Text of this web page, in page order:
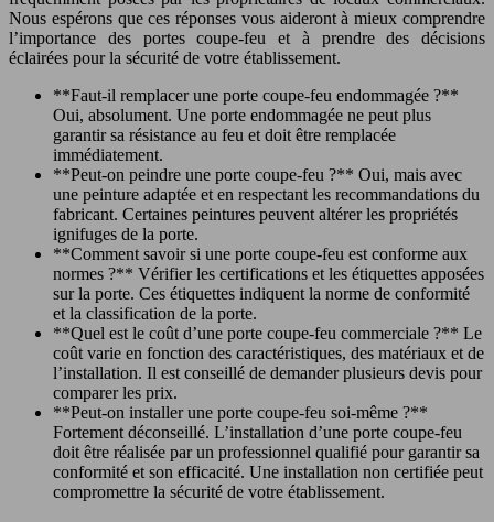
Nous espérons que ces réponses vous aideront à mieux comprendre
l’importance des portes coupe-feu et à prendre des décisions
éclairées pour la sécurité de votre établissement.
**Faut-il remplacer une porte coupe-feu endommagée ?**
Oui, absolument. Une porte endommagée ne peut plus
garantir sa résistance au feu et doit être remplacée
immédiatement.
**Peut-on peindre une porte coupe-feu ?** Oui, mais avec
une peinture adaptée et en respectant les recommandations du
fabricant. Certaines peintures peuvent altérer les propriétés
ignifuges de la porte.
**Comment savoir si une porte coupe-feu est conforme aux
normes ?** Vérifier les certifications et les étiquettes apposées
sur la porte. Ces étiquettes indiquent la norme de conformité
et la classification de la porte.
**Quel est le coût d’une porte coupe-feu commerciale ?** Le
coût varie en fonction des caractéristiques, des matériaux et de
l’installation. Il est conseillé de demander plusieurs devis pour
comparer les prix.
**Peut-on installer une porte coupe-feu soi-même ?**
Fortement déconseillé. L’installation d’une porte coupe-feu
doit être réalisée par un professionnel qualifié pour garantir sa
conformité et son efficacité. Une installation non certifiée peut
compromettre la sécurité de votre établissement.